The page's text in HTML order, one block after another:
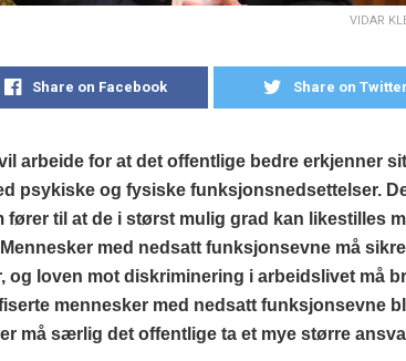
VIDAR
Share on Facebook Share on Twitter
arbeide for at det offentlige bedre erkjenner
psykiske og fysiske funksjonsnedsettelser.
fører til at de i størst mulig grad kan likestilles
med nedsatt funksjonsevne må
og loven mot diskriminering i arbeidslivet må
mennesker med nedsatt funksjonsevne
må særlig det offentlige ta et mye større